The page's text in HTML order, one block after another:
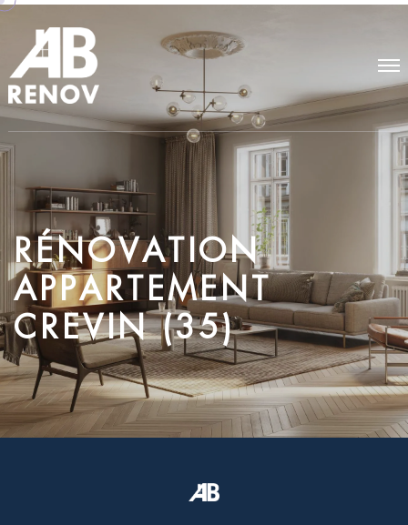
RÉNOVATION
APPARTEMENT
CREVIN (35)